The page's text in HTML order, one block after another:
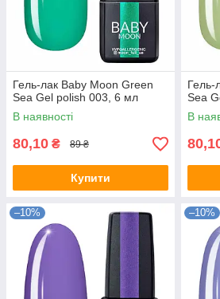
Гель-лак Baby Moon Green
Sea Gel polish 003, 6 мл
В наявності
80,10 ₴ 89 ₴
Купити
Гель-
Sea
В
–10% –10%